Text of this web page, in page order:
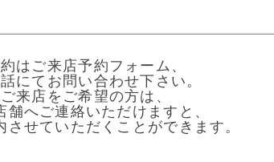
はご来店予約フォーム、
にてお問い合わせ下さい。
来店をご希望の方は、
舗へご連絡いただけますと、
させていただくことができます。